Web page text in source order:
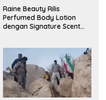
Raine Beauty Rilis
Perfumed Body Lotion
dengan Signature Scent